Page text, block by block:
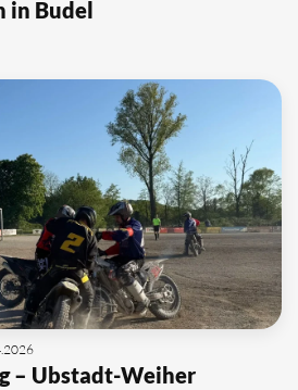
in Budel
– Ubstadt-Weiher